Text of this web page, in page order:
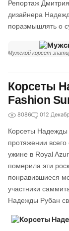
Репортаж
дизайнера
поразмышлять о
Мужской корсет
Корсеты
Fashion
8086 012
Корсеты Надежды
протяжении
ужине в Royal
померила эти
понравившиеся
участники
Надежды Рубан